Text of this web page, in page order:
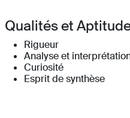
Qualités et
Rigueur
Analyse et
Curiosité
Esprit de synthèse